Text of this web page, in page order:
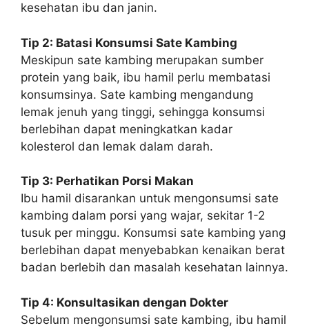
kesehatan ibu dan janin.
Tip 2: Batasi Konsumsi Sate Kambing
Meskipun sate kambing merupakan sumber
protein yang baik, ibu hamil perlu membatasi
konsumsinya. Sate kambing mengandung
lemak jenuh yang tinggi, sehingga konsumsi
berlebihan dapat meningkatkan kadar
kolesterol dan lemak dalam darah.
Tip 3: Perhatikan Porsi Makan
Ibu hamil disarankan untuk mengonsumsi sate
kambing dalam porsi yang wajar, sekitar 1-2
tusuk per minggu. Konsumsi sate kambing yang
berlebihan dapat menyebabkan kenaikan berat
badan berlebih dan masalah kesehatan lainnya.
Tip 4: Konsultasikan dengan Dokter
Sebelum mengonsumsi sate kambing, ibu hamil